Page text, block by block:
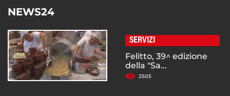
NEWS24
SERVIZI
Felitto, 39^ edizione
della "Sa...
2505